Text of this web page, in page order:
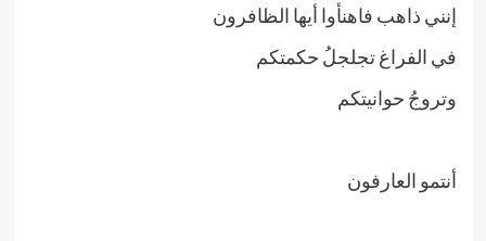
إنني ذاهب فاهنأوا أيها الظافرون
في الفراغ تجلجلُ حكمتكم
وتروجُ حوانيتكم
أنتمو العارفون